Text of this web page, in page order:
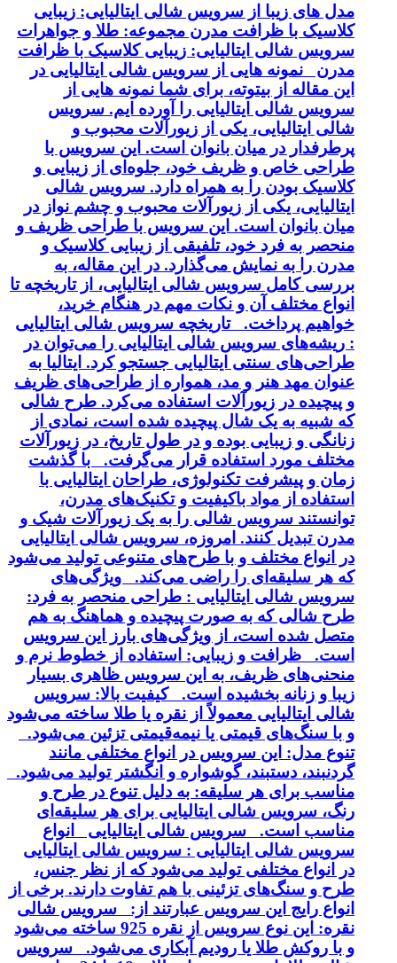
مدل های زیبا از سرویس شالی ایتالیایی: زیبایی
کلاسیک با ظرافت مدرن مجموعه: طلا و جواهرات
سرویس شالی ایتالیایی: زیبایی کلاسیک با ظرافت
مدرن نمونه هایی از سرویس شالی ایتالیایی در
این مقاله از بیتوته، برای شما نمونه هایی از
سرویس شالی ایتالیایی را آورده ایم. سرویس
شالی ایتالیایی، یکی از زیورآلات محبوب و
پرطرفدار در میان بانوان است. این سرویس با
طراحی خاص و ظریف خود، جلوه‌ای از زیبایی و
کلاسیک بودن را به همراه دارد. سرویس شالی
ایتالیایی، یکی از زیورآلات محبوب و چشم نواز در
میان بانوان است. این سرویس با طراحی ظریف و
منحصر به فرد خود، تلفیقی از زیبایی کلاسیک و
مدرن را به نمایش می‌گذارد. در این مقاله، به
بررسی کامل سرویس شالی ایتالیایی، از تاریخچه تا
انواع مختلف آن و نکات مهم در هنگام خرید،
خواهیم پرداخت. تاریخچه سرویس شالی ایتالیایی
: ریشه‌های سرویس شالی ایتالیایی را می‌توان در
طراحی‌های سنتی ایتالیایی جستجو کرد. ایتالیا به
عنوان مهد هنر و مد، همواره از طراحی‌های ظریف
و پیچیده در زیورآلات استفاده می‌کرد. طرح شالی
که شبیه به یک شال پیچیده شده است، نمادی از
زنانگی و زیبایی بوده و در طول تاریخ، در زیورآلات
مختلف مورد استفاده قرار می‌گرفت. با گذشت
زمان و پیشرفت تکنولوژی، طراحان ایتالیایی با
استفاده از مواد باکیفیت و تکنیک‌های مدرن،
توانستند سرویس شالی را به یک زیورآلات شیک و
مدرن تبدیل کنند. امروزه، سرویس شالی ایتالیایی
در انواع مختلف و با طرح‌های متنوعی تولید می‌شود
که هر سلیقه‌ای را راضی می‌کند. ویژگی‌های
سرویس شالی ایتالیایی : طراحی منحصر به فرد:
طرح شالی که به صورت پیچیده و هماهنگ به هم
متصل شده است، از ویژگی‌های بارز این سرویس
است. ظرافت و زیبایی: استفاده از خطوط نرم و
منحنی‌های ظریف، به این سرویس ظاهری بسیار
زیبا و زنانه بخشیده است. کیفیت بالا: سرویس
شالی ایتالیایی معمولاً از نقره یا طلا ساخته می‌شود
و با سنگ‌های قیمتی یا نیمه‌قیمتی تزئین می‌شود.
تنوع مدل: این سرویس در انواع مختلفی مانند
گردنبند، دستبند، گوشواره و انگشتر تولید می‌شود.
مناسب برای هر سلیقه: به دلیل تنوع در طرح و
رنگ، سرویس شالی ایتالیایی برای هر سلیقه‌ای
مناسب است. سرویس شالی ایتالیایی انواع
سرویس شالی ایتالیایی : سرویس شالی ایتالیایی
در انواع مختلفی تولید می‌شود که از نظر جنس،
طرح و سنگ‌های تزئینی با هم تفاوت دارند. برخی از
انواع رایج این سرویس عبارتند از: سرویس شالی
نقره: این نوع سرویس از نقره 925 ساخته می‌شود
و با روکش طلا یا رودیم آبکاری می‌شود. سرویس